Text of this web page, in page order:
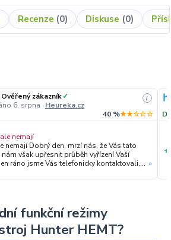
Recenze 0 Diskuse 0
Ověřený zákazník✓
6. srpna · Heureka.cz
i
40 %★★☆☆☆
nemají
že Vás tato
však upřesnit průběh vyřízení Vaší
přímo u dodavatele. Jelikož zboží
rychlém jednání. O to více nás mrzí, že i
osobní telefonát a maximální snahu náš
přesvědčit Vás o kvalitě našich služeb. Tým OZY.market
»
+
funkční režimy
Hunter HEMT?